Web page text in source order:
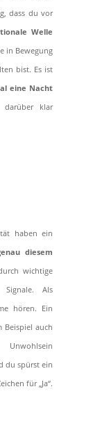
dass du vor
Welle
in Bewegung
bist. Es ist
eine Nacht
klar
haben ein
diesem
wichtige
Als
hören. Ein
Beispiel auch
du spürst ein
für „Ja“.